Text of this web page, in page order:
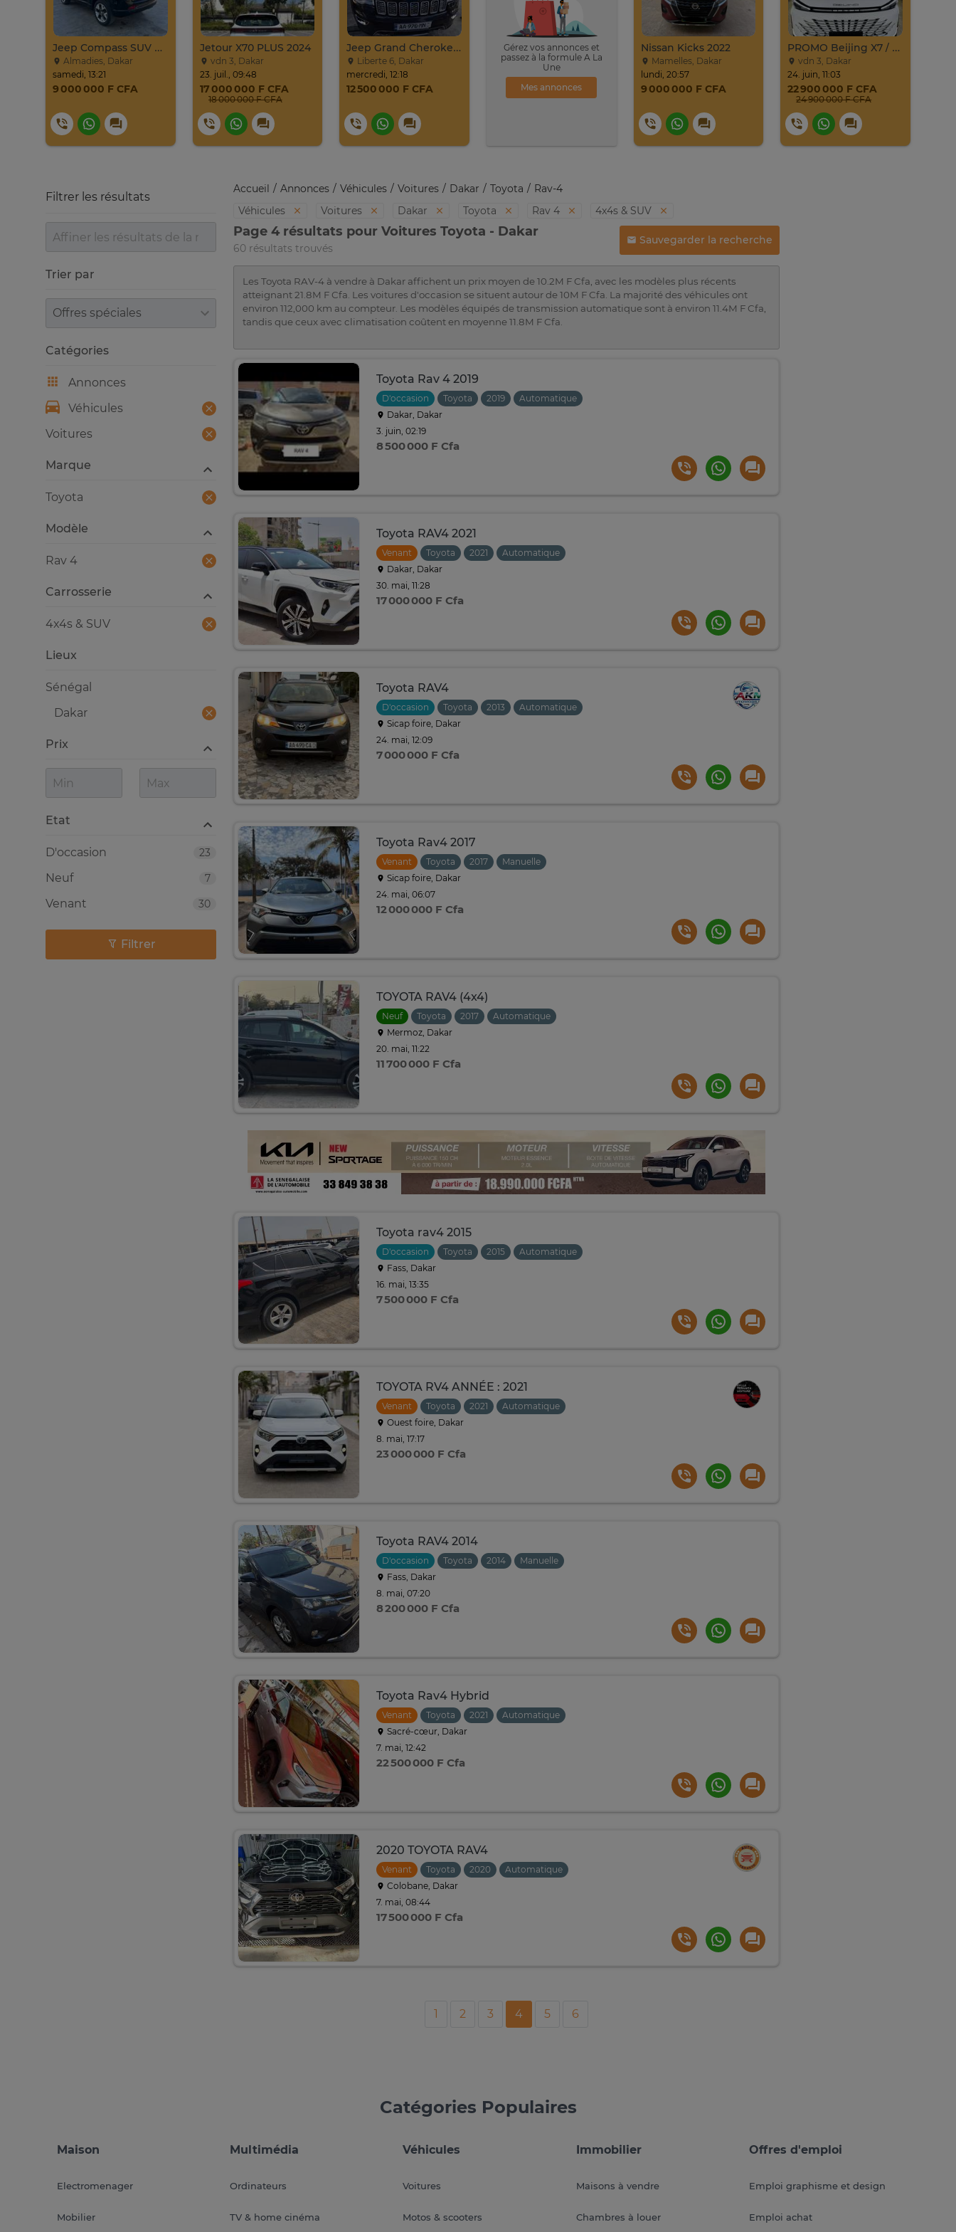
Jeep Compass SUV Noir Essence Automatique
Almadies, Dakar
samedi, 13:21
9 000 000 F CFA
Jetour X70 PLUS 2024
vdn 3, Dakar
23. juil., 09:48
17 000 000 F CFA
18 000 000 F CFA
Jeep Grand Cherokee Overland 2019 À Vendre
Liberte 6, Dakar
mercredi, 12:18
12 500 000 F CFA
Gérez vos annonces et
passez à la formule A La
Une
Mes annonces
Nissan Kicks 2022
Mamelles, Dakar
lundi, 20:57
9 000 000 F CFA
PROMO Beijing X7 / 2025
vdn 3, Dakar
24. juin, 11:03
22 900 000 F CFA
24 900 000 F CFA
Accueil Annonces Véhicules Voitures Dakar Toyota
Rav-4
Véhicules
Voitures Dakar Toyota Rav 4 4x4s & SUV
Page 4 résultats pour Voitures Toyota - Dakar
60 résultats trouvés
Sauvegarder la recherche
Les Toyota RAV-4 à vendre à Dakar affichent un prix moyen de 10.2M F Cfa, avec les modèles plus récents
atteignant 21.8M F Cfa. Les voitures d'occasion se situent autour de 10M F Cfa. La majorité des véhicules ont
environ 112,000 km au compteur. Les modèles équipés de transmission automatique sont à environ 11.4M F Cfa,
tandis que ceux avec climatisation coûtent en moyenne 11.8M F Cfa.
Toyota Rav 4 2019
D'occasion Toyota 2019
Automatique
Dakar, Dakar
3. juin, 02:19
8 500 000 F Cfa
Toyota RAV4 2021
Venant Toyota 2021
Automatique
Dakar, Dakar
30. mai, 11:28
17 000 000 F Cfa
Toyota RAV4
D'occasion Toyota 2013
Automatique
Sicap foire, Dakar
24. mai, 12:09
7 000 000 F Cfa
Toyota Rav4 2017
Venant Toyota 2017
Manuelle
Sicap foire, Dakar
24. mai, 06:07
12 000 000 F Cfa
TOYOTA RAV4 (4x4)
Neuf Toyota 2017
Automatique
Mermoz, Dakar
20. mai, 11:22
11 700 000 F Cfa
Toyota rav4 2015
D'occasion Toyota 2015
Automatique
Fass, Dakar
16. mai, 13:35
7 500 000 F Cfa
TOYOTA RV4 ANNÉE : 2021
Venant Toyota 2021
Automatique
Ouest foire, Dakar
8. mai, 17:17
23 000 000 F Cfa
Toyota RAV4 2014
D'occasion Toyota 2014
Manuelle
Fass, Dakar
8. mai, 07:20
8 200 000 F Cfa
Toyota Rav4 Hybrid
Venant Toyota 2021
Automatique
Sacré-cœur, Dakar
7. mai, 12:42
22 500 000 F Cfa
2020 TOYOTA RAV4
Venant Toyota 2020
Automatique
Colobane, Dakar
7. mai, 08:44
17 500 000 F Cfa
1 2 3 4 5 6
Filtrer les résultats
Trier par
Trier par
Catégories
Annonces
Véhicules
Voitures
Lieux
Sénégal
Dakar
Prix
Etat
23
D'occasion
7
Neuf
30
Venant
Marque
Toyota
Modèle
Rav 4
Carrosserie
4x4s & SUV
Filtrer
Catégories Populaires
Maison
Electromenager
Mobilier
Multimédia
Ordinateurs
TV & home cinéma
Véhicules
Voitures
Motos & scooters
Immobilier
Maisons à vendre
Chambres à louer
Offres d'emploi
Emploi graphisme et design
Emploi achat